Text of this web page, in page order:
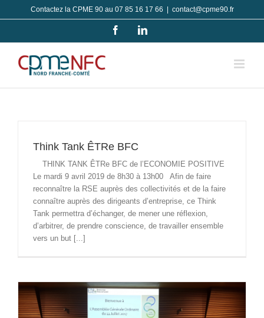
au
Contactez la CPME 90 au 07 85 16 17 66 contact@cpme90.fr
FacebookLinkedIn
Think Tank ÊTRe BFC
THINK TANK ÊTRe BFC de l’ECONOMIE POSITIVE
Le mardi 9 avril 2019 de 8h30 à 13h00 Afin de faire
reconnaître la RSE auprès des collectivités et de la faire
connaître auprès des dirigeants d’entreprise, ce Think
Tank permettra d’échanger, de mener une réflexion,
d’arbitrer, de prendre conscience, de travailler ensemble
vers un but [...]